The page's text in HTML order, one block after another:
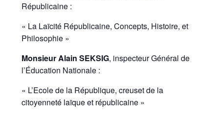
Républicaine :
« La Laïcité Républicaine, Concepts, Histoire, et
Philosophie »
Monsieur Alain SEKSIG, inspecteur Général de
l’Éducation Nationale :
« L’Ecole de la République, creuset de la
citoyenneté laïque et républicaine »